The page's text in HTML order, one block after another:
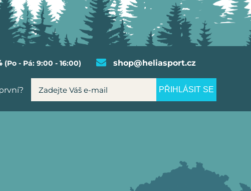
(Po - Pá: 9:00 - 16:00) shop@heliasport.cz
PŘIHLÁSIT SE